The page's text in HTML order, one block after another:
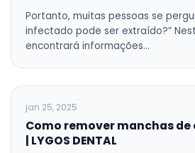
Portanto, muitas pessoas se
infectado pode ser extraído?”
encontrará informações…
BLOG
jan 25, 2025
Como remover manchas
| LYGOS DENTAL